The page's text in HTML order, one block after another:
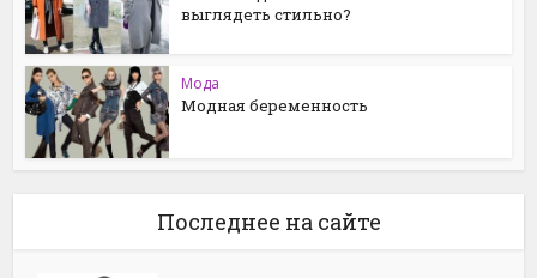
выглядеть стильно?
Мода
Модная беременность
Последнее на сайте